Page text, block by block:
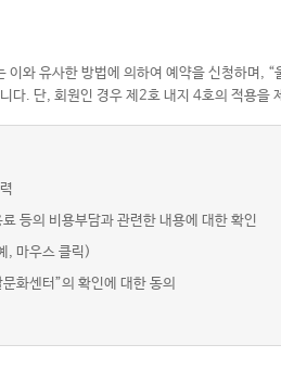
와 유사한 방법에 의하여 예약을 신청하며,
다. 단, 회원인 경우 제2호 내지 4호의 적용을
등의 비용부담과 관련한 내용에 대한 확인
, 마우스 클릭)
화센터”의 확인에 대한 동의